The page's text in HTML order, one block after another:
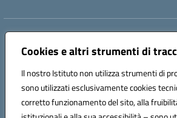
Cookies e altri strumenti di
Il nostro Istituto non utilizza strumenti di
sono utilizzati esclusivamente cookies
corretto funzionamento del sito, alla
Indirizzo:
Centralino:096721161 Email:
Codice fiscale: 84000710792
Codice meccanografico:
CZIC869004
Codice unico di fatturazione (CUF): UFKGA0